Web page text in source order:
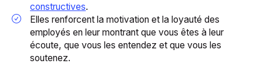
constructives.
Elles renforcent la motivation et la loyauté des
employés en leur montrant que vous êtes à leur
écoute, que vous les entendez et que vous les
soutenez.